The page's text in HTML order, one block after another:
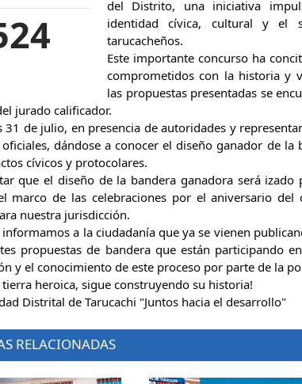
del Distrito, una iniciativa
identidad cívica, cultural y el
tarucacheños.
Este importante concurso ha
comprometidos con la historia y
las propuestas presentadas se
jurado calificador.
31 de julio, en presencia de autoridades y
dándose a conocer el diseño ganador de la
cívicos y protocolares.
que el diseño de la bandera ganadora será
marco de las celebraciones por el aniversario
nuestra jurisdicción.
a la ciudadanía que ya se vienen
propuestas de bandera que están participando
y el conocimiento de este proceso por parte de la
tierra heroica, sigue construyendo su historia!
Distrital de Tarucachi "Juntos hacia el desarrollo"
RELACIONADAS